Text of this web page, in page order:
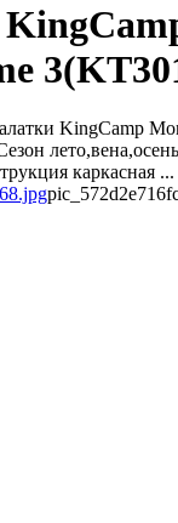
KingCamp
каркасная ...